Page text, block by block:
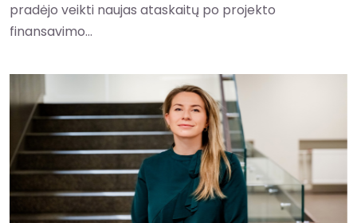
pradėjo veikti naujas ataskaitų po projekto
finansavimo...